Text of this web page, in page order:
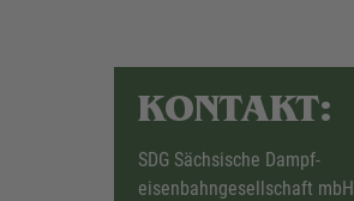
KONTAKT:
SDG Sächsische Dampf-
eisenbahngesellschaft mbH